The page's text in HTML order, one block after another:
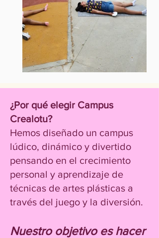
¿Por qué elegir Campus
Crealotu?
Hemos diseñado un campus
lúdico, dinámico y divertido
pensando en el crecimiento
personal y aprendizaje de
técnicas de artes plásticas a
través del juego y la diversión.
Nuestro objetivo es hacer